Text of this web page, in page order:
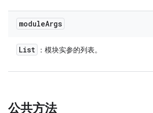
moduleArgs
List ：模块实参的列表。
公共方法